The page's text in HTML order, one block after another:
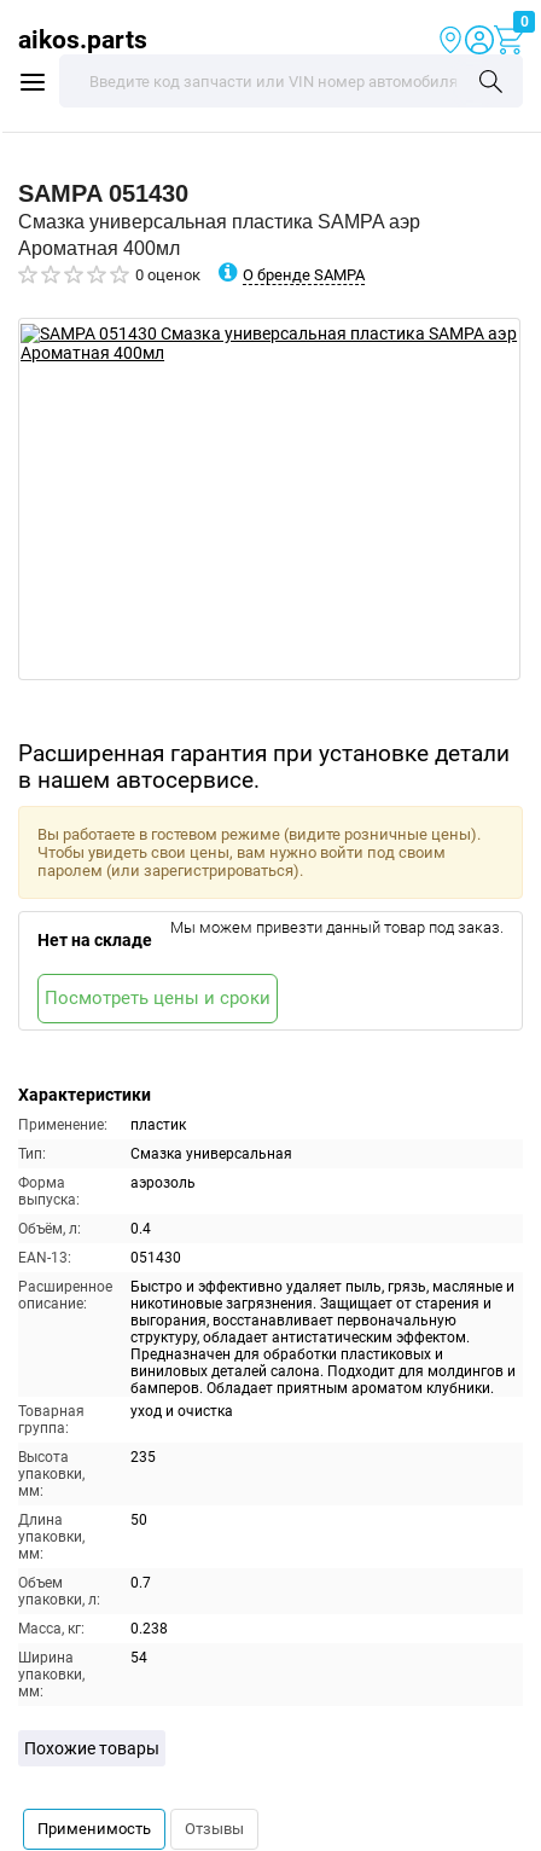
aikos.parts
0
SAMPA 051430
Смазка универсальная пластика SAMPA аэр
Ароматная 400мл
0 оценок О бренде SAMPA
Расширенная гарантия при установке детали
в нашем автосервисе.
Характеристики
Применение:
пластик
Тип:
Смазка универсальная
Форма
выпуска:
аэрозоль
Объём, л:
0.4
EAN-13:
051430
Расширенное
описание:
Быстро и эффективно удаляет пыль, грязь, масляные и
никотиновые загрязнения. Защищает от старения и
выгорания, восстанавливает первоначальную
структуру, обладает антистатическим эффектом.
Предназначен для обработки пластиковых и
виниловых деталей салона. Подходит для молдингов и
бамперов. Обладает приятным ароматом клубники.
Товарная
группа:
уход и очистка
Высота
упаковки,
мм:
235
Длина
упаковки,
мм:
50
Объем
упаковки, л:
0.7
Масса, кг:
0.238
Ширина
упаковки,
мм:
54
Вы работаете в гостевом режиме (видите розничные цены).
Чтобы увидеть свои цены, вам нужно войти под своим
паролем (или зарегистрироваться).
Нет на складе
Мы можем привезти данный товар под заказ.
Посмотреть цены и сроки
Похожие товары
Применимость Отзывы